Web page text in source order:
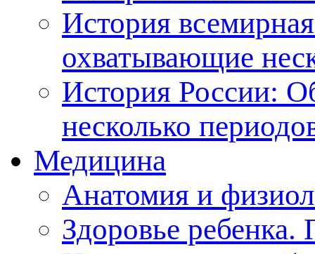
История
охватывающие
История России:
несколько
Медицина
Анатомия и
Здоровье ребенка.